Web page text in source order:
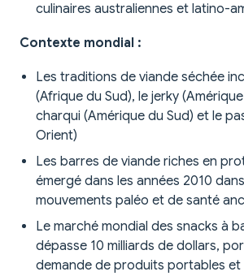
culinaires australiennes et latino-
Contexte mondial :
Les traditions de viande séchée
(Afrique du Sud), le jerky
charqui (Amérique du Sud) et le
Orient)
Les barres de viande riches en
émergé dans les années 2010
mouvements paléo et de santé
Le marché mondial des snacks à
dépasse 10 milliards de dollars,
demande de produits portables et